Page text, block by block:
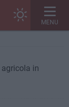
MENU
in